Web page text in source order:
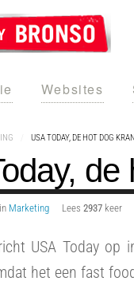
Websites
USA TODAY, DE HOT DOG
Marketing Lees 2937 keer
USA Today
het een fast